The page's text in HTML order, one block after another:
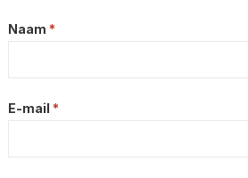
Naam *
E-mail *